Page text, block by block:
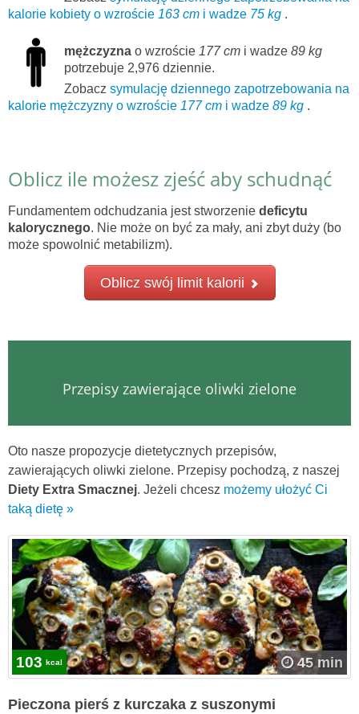
kalorie kobiety o wzroście 163 cm i wadze 75 kg .
mężczyzna o wzroście 177 cm i wadze 89 kg
potrzebuje 2,976 dziennie.
Zobacz symulację dziennego zapotrzebowania na
kalorie mężczyzny o wzroście 177 cm i wadze 89 kg .
Oblicz ile możesz zjeść aby schudnąć
Fundamentem odchudzania jest stworzenie deficytu
kalorycznego. Nie może on być za mały, ani zbyt duży (bo
może spowolnić metabilizm).
Oblicz swój limit kalorii
Przepisy zawierające oliwki zielone
Oto nasze propozycje dietetycznych przepisów,
zawierających oliwki zielone. Przepisy pochodzą, z naszej
Diety Extra Smacznej. Jeżeli chcesz możemy ułożyć Ci
taką dietę »
103 kcal 45 min
Pieczona pierś z kurczaka z suszonymi